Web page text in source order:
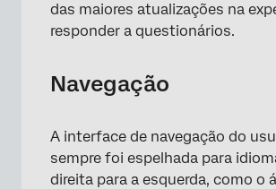
das maiores atualizações na
responder a questionários.
Navegação
A interface de navegação do
sempre foi espelhada para
direita para a esquerda, como o